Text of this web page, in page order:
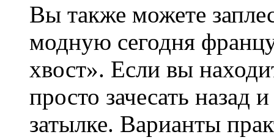
Вы также можете
модную сегодня
хвост». Если вы
просто зачесать назад
затылке. Варианты